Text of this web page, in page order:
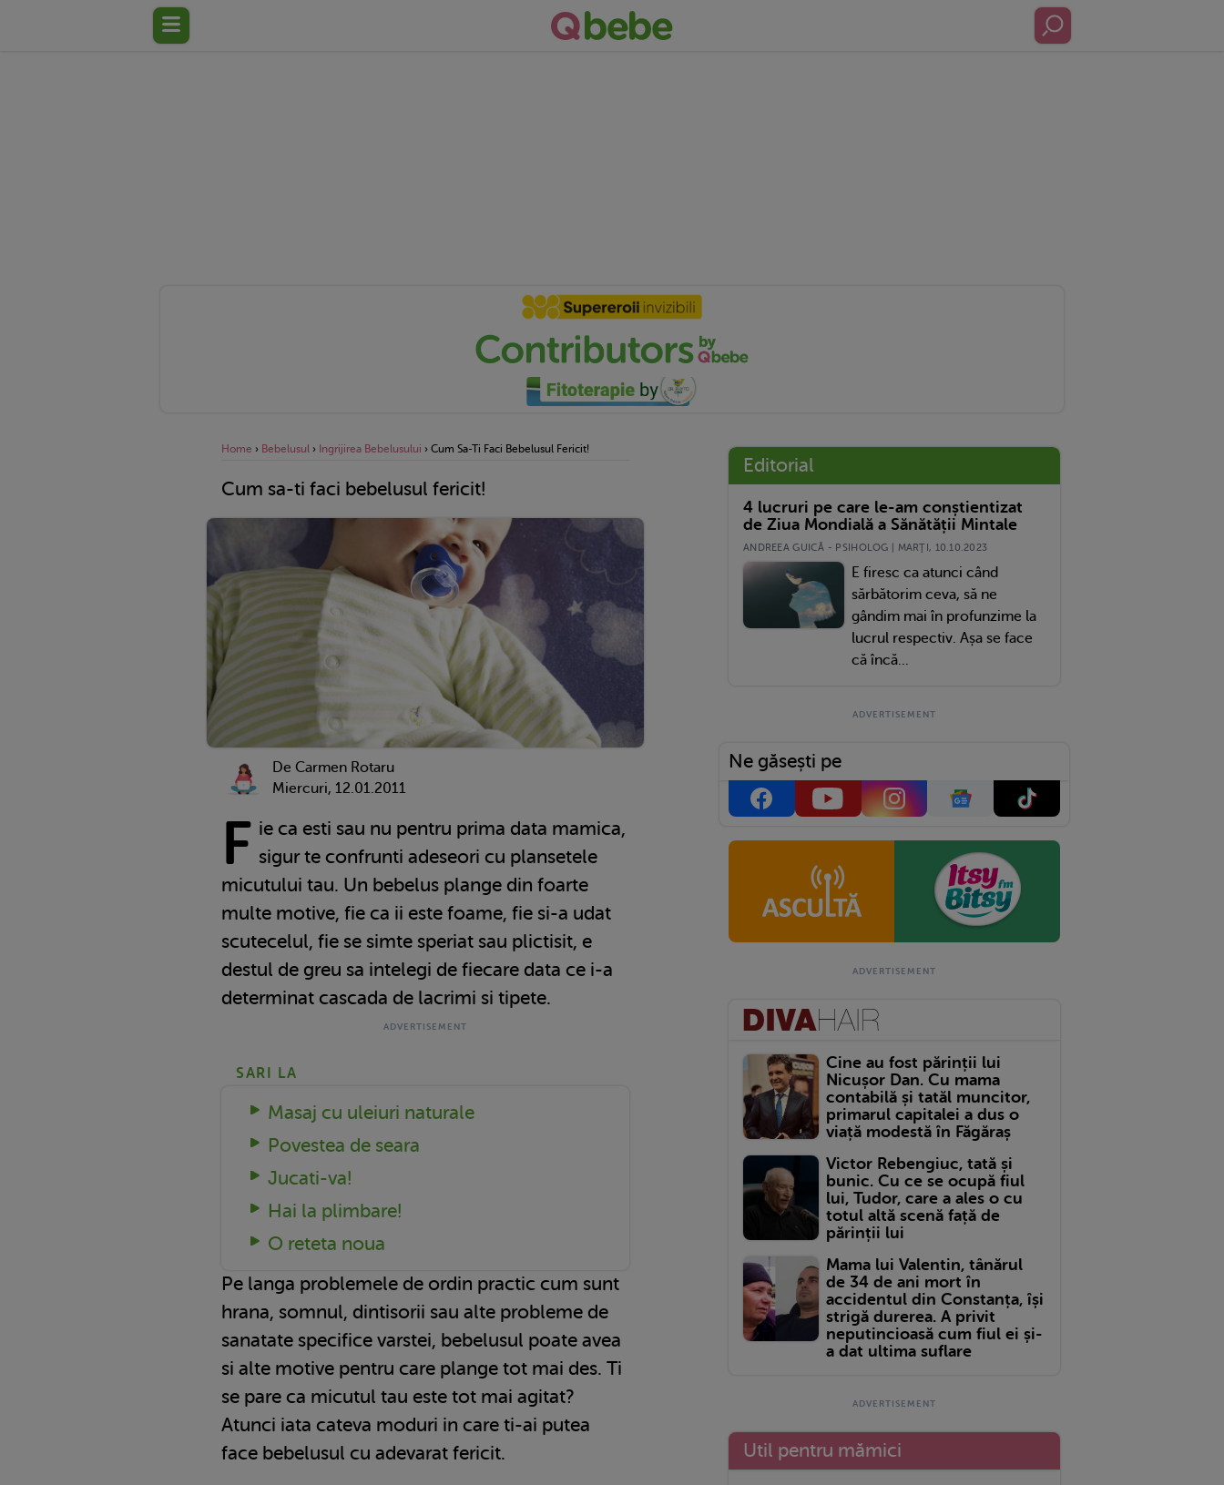
Home › Bebelusul › Ingrijirea Bebelusului › Cum Sa-Ti Faci Bebelusul Fericit!
Cum sa-ti faci bebelusul fericit!
De Carmen Rotaru
Miercuri, 12.01.2011
F ie ca esti sau nu pentru prima data mamica,
sigur te confrunti adeseori cu plansetele
micutului tau. Un bebelus plange din foarte
multe motive, fie ca ii este foame, fie si-a udat
scutecelul, fie se simte speriat sau plictisit, e
destul de greu sa intelegi de fiecare data ce i-a
determinat cascada de lacrimi si tipete.
SARI LA
Masaj cu uleiuri naturale
Povestea de seara
Jucati-va!
Hai la plimbare!
O reteta noua
Pe langa problemele de ordin practic cum sunt
hrana, somnul, dintisorii sau alte probleme de
sanatate specifice varstei, bebelusul poate avea
si alte motive pentru care plange tot mai des. Ti
se pare ca micutul tau este tot mai agitat?
Atunci iata cateva moduri in care ti-ai putea
face bebelusul cu adevarat fericit.
Editorial
4 lucruri pe care le-am conștientizat
de Ziua Mondială a Sănătății Mintale
ANDREEA GUICĂ - PSIHOLOG | MARŢI, 10.10.2023
E firesc ca atunci când
sărbătorim ceva, să ne
gândim mai în profunzime la
lucrul respectiv. Așa se face
că încă...
Ne găsești pe
Cine au fost părinții lui
Nicușor Dan. Cu mama
contabilă și tatăl muncitor,
primarul capitalei a dus o
viață modestă în Făgăraș
Victor Rebengiuc, tată și
bunic. Cu ce se ocupă fiul
lui, Tudor, care a ales o cu
totul altă scenă față de
părinții lui
Mama lui Valentin, tânărul
de 34 de ani mort în
accidentul din Constanța, își
strigă durerea. A privit
neputincioasă cum fiul ei și-
a dat ultima suflare
Util pentru mămici